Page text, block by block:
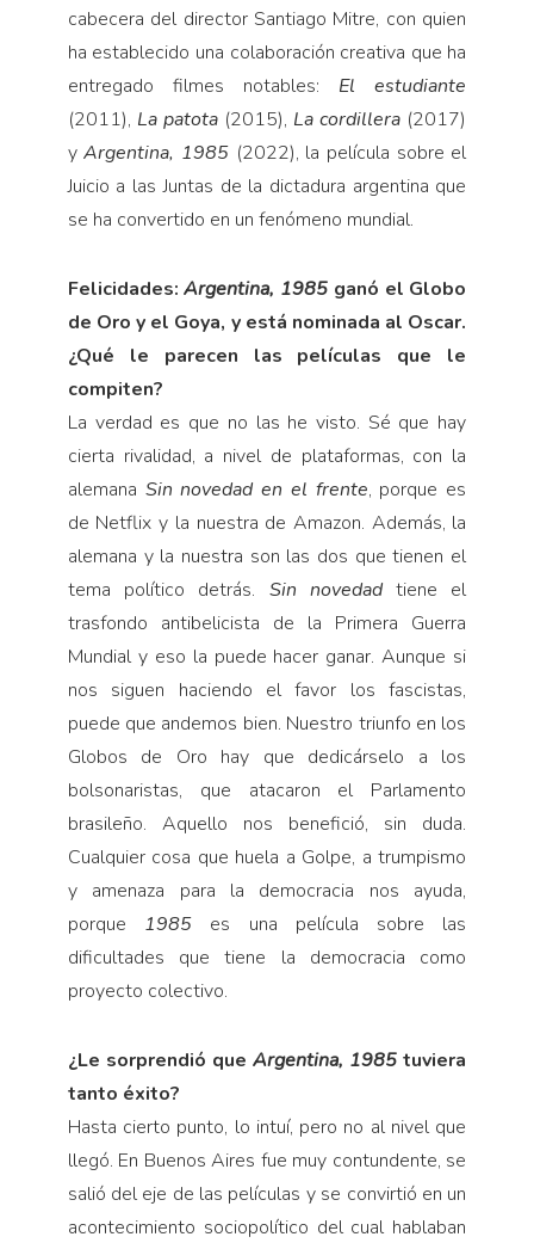
cabecera del director Santiago Mitre, con quien
ha establecido una colaboración creativa que ha
entregado filmes notables: El estudiante
(2011), La patota(2015), La cordillera (2017)
yArgentina, 1985 (2022), la película sobre el
Juicio a las Juntas de la dictadura argentina que
se ha convertido en un fenómeno mundial.
Felicidades:Argentina, 1985 ganó el Globo
de Oro y el Goya, y está nominada al Oscar.
¿Qué le parecen las películas que le
compiten?
La verdad es que no las he visto. Sé que hay
cierta rivalidad, a nivel de plataformas, con la
alemana Sin novedad en el frente, porque es
de Netflix y la nuestra de Amazon. Además, la
alemana y la nuestra son las dos que tienen el
tema político detrás. Sin novedadtiene el
trasfondo antibelicista de la Primera Guerra
Mundial y eso la puede hacer ganar. Aunque si
nos siguen haciendo el favor los fascistas,
puede que andemos bien. Nuestro triunfo en los
Globos de Oro hay que dedicárselo a los
bolsonaristas, que atacaron el Parlamento
brasileño. Aquello nos benefició, sin duda.
Cualquier cosa que huela a Golpe, a trumpismo
y amenaza para la democracia nos ayuda,
porque 1985 es una película sobre las
dificultades que tiene la democracia como
proyecto colectivo.
¿Le sorprendió queArgentina, 1985 tuviera
tanto éxito?
Hasta cierto punto, lo intuí, pero no al nivel que
llegó. En Buenos Aires fue muy contundente, se
salió del eje de las películas y se convirtió en un
acontecimiento sociopolítico del cual hablaban